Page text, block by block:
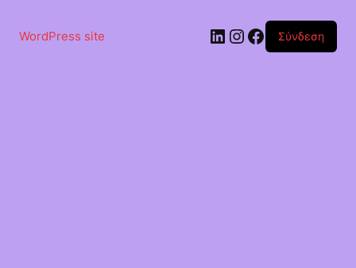
περιεχόμενο
WordPress site Linkedin
Instagram
Facebook
Σύνδεση